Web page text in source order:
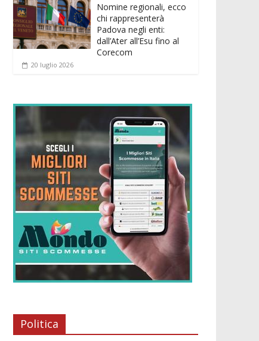
Nomine regionali, ecco
chi rappresenterà
Padova negli enti:
dall’Ater all’Esu fino al
Corecom
20 luglio 2026
Politica